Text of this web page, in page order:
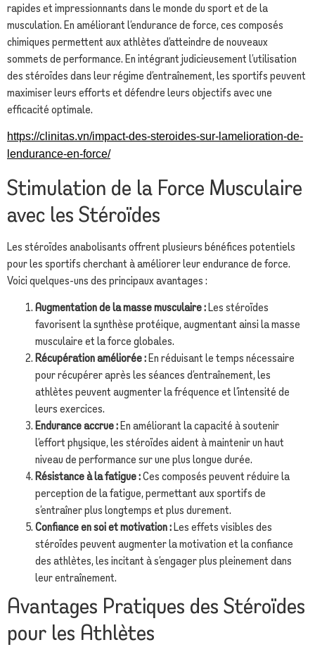
rapides et impressionnants dans le monde du sport et de la
musculation. En améliorant l’endurance de force, ces composés
chimiques permettent aux athlètes d’atteindre de nouveaux
sommets de performance. En intégrant judicieusement l’utilisation
des stéroïdes dans leur régime d’entraînement, les sportifs peuvent
maximiser leurs efforts et défendre leurs objectifs avec une
efficacité optimale.
https://clinitas.vn/impact-des-steroides-sur-lamelioration-de-
lendurance-en-force/
Stimulation de la Force Musculaire
avec les Stéroïdes
Les stéroïdes anabolisants offrent plusieurs bénéfices potentiels
pour les sportifs cherchant à améliorer leur endurance de force.
Voici quelques-uns des principaux avantages :
Augmentation de la masse musculaire :Les stéroïdes
favorisent la synthèse protéique, augmentant ainsi la masse
musculaire et la force globales.
Récupération améliorée :En réduisant le temps nécessaire
pour récupérer après les séances d’entraînement, les
athlètes peuvent augmenter la fréquence et l’intensité de
leurs exercices.
Endurance accrue :En améliorant la capacité à soutenir
l’effort physique, les stéroïdes aident à maintenir un haut
niveau de performance sur une plus longue durée.
Résistance à la fatigue :Ces composés peuvent réduire la
perception de la fatigue, permettant aux sportifs de
s’entraîner plus longtemps et plus durement.
Confiance en soi et motivation :Les effets visibles des
stéroïdes peuvent augmenter la motivation et la confiance
des athlètes, les incitant à s’engager plus pleinement dans
leur entraînement.
Avantages Pratiques des Stéroïdes
pour les Athlètes